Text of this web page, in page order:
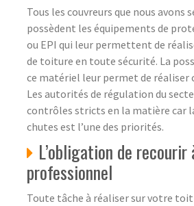
Tous les couvreurs que nous avons
possèdent les équipements de
ou EPI qui leur permettent de
de toiture en toute sécurité. La
ce matériel leur permet de réaliser
Les autorités de régulation du
contrôles stricts en la matière car
chutes est l’une des priorités.
L’obligation de
professionnel
Toute tâche à réaliser sur votre